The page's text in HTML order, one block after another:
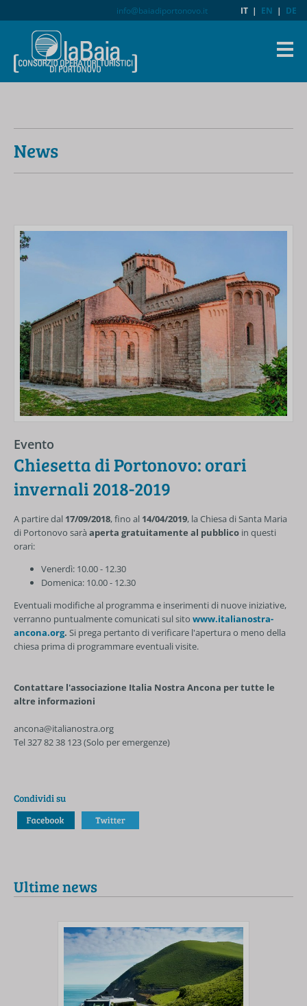
info@baiadiportonovo.it IT | EN | DE
News
Evento
Chiesetta di Portonovo: orari
invernali 2018-2019
A partire dal 17/09/2018, fino al 14/04/2019, la Chiesa di Santa Maria
di Portonovo sarà aperta gratuitamente al pubblico in questi
orari:
Venerdì: 10.00 - 12.30
Domenica: 10.00 - 12.30
Eventuali modifiche al programma e inserimenti di nuove iniziative,
verranno puntualmente comunicati sul sito www.italianostra-
ancona.org. Si prega pertanto di verificare l'apertura o meno della
chiesa prima di programmare eventuali visite.
Contattare l'associazione Italia Nostra Ancona per tutte le
altre informazioni
ancona@italianostra.org
Tel 327 82 38 123 (Solo per emergenze)
Condividi su
Ultime news